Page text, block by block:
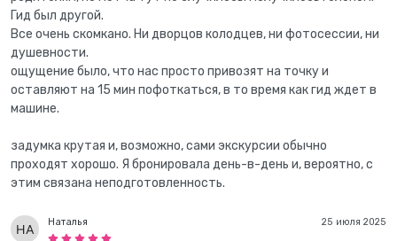
Гид был другой.
Все очень скомкано. Ни дворцов колодцев, ни фотосессии, ни
душевности.
ощущение было, что нас просто привозят на точку и
оставляют на 15 мин пофоткаться, в то время как гид ждет в
машине.
задумка крутая и, возможно, сами экскурсии обычно
проходят хорошо. Я бронировала день-в-день и, вероятно, с
этим связана неподготовленность.
25 июля 2025
Наталья